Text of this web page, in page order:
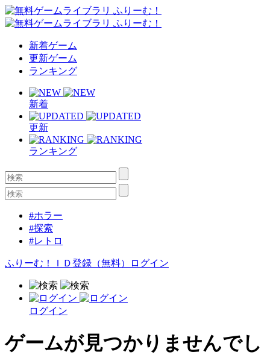
新着ゲーム
更新ゲーム
ランキング
新着
更新
ランキング
#ホラー
#探索
#レトロ
ふりーむ！ＩＤ登録（無料） ログイン
ログイン
ゲームが見つかりませんでし